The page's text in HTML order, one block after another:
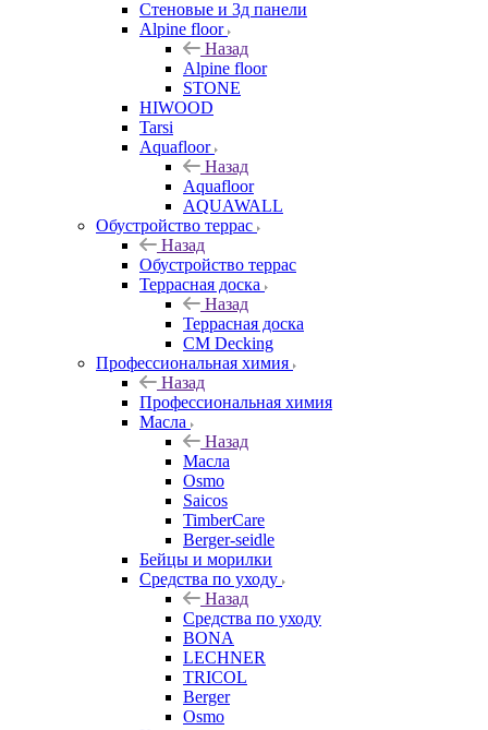
Стеновые и 3д панели
Alpine floor
Назад
Alpine floor
STONE
HIWOOD
Tarsi
Aquafloor
Назад
Aquafloor
AQUAWALL
Обустройство террас
Назад
Обустройство террас
Террасная доска
Назад
Террасная доска
CM Decking
Профессиональная химия
Назад
Профессиональная химия
Масла
Назад
Масла
Osmo
Saicos
TimberCare
Berger-seidle
Бейцы и морилки
Средства по уходу
Назад
Средства по уходу
BONA
LECHNER
TRICOL
Berger
Osmo